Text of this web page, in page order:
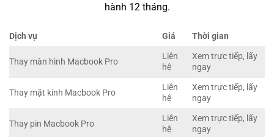
hành 12 tháng.
Dịch vụ Giá Thời gian
Thay màn hình Macbook Pro
Liên
hệ
Xem trực tiếp, lấy
ngay
Thay mặt kính Macbook Pro
Liên
hệ
Xem trực tiếp, lấy
ngay
Thay pin Macbook Pro
Liên
hệ
Xem trực tiếp, lấy
ngay